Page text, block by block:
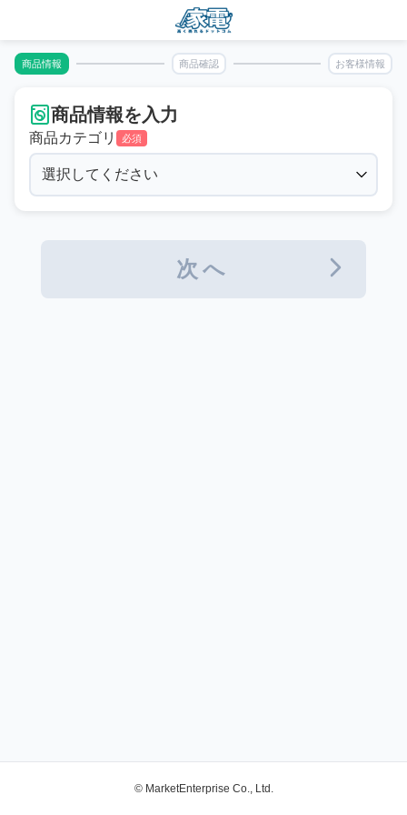
商品情報 商品確認 お客様情報
商品情報を入力
商品カテゴリ 必須
次へ
© MarketEnterprise Co., Ltd.